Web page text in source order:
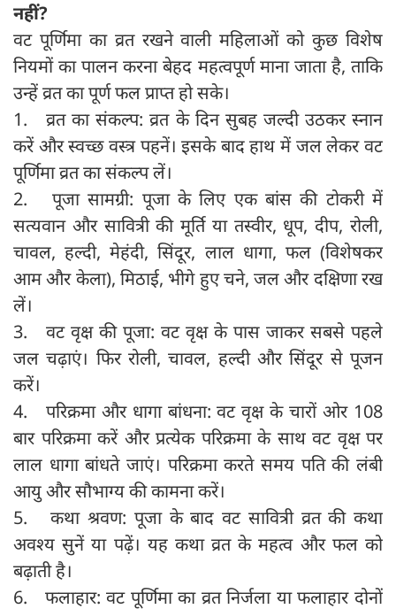
नहीं?
वट पूर्णिमा का व्रत रखने वाली महिलाओं को कुछ विशेष
नियमों का पालन करना बेहद महत्वपूर्ण माना जाता है, ताकि
उन्हें व्रत का पूर्ण फल प्राप्त हो सके।
1. व्रत का संकल्प: व्रत के दिन सुबह जल्दी उठकर स्नान
करें और स्वच्छ वस्त्र पहनें। इसके बाद हाथ में जल लेकर वट
पूर्णिमा व्रत का संकल्प लें।
2. पूजा सामग्री: पूजा के लिए एक बांस की टोकरी में
सत्यवान और सावित्री की मूर्ति या तस्वीर, धूप, दीप, रोली,
चावल, हल्दी, मेहंदी, सिंदूर, लाल धागा, फल (विशेषकर
आम और केला), मिठाई, भीगे हुए चने, जल और दक्षिणा रख
लें।
3. वट वृक्ष की पूजा: वट वृक्ष के पास जाकर सबसे पहले
जल चढ़ाएं। फिर रोली, चावल, हल्दी और सिंदूर से पूजन
करें।
4. परिक्रमा और धागा बांधना: वट वृक्ष के चारों ओर 108
बार परिक्रमा करें और प्रत्येक परिक्रमा के साथ वट वृक्ष पर
लाल धागा बांधते जाएं। परिक्रमा करते समय पति की लंबी
आयु और सौभाग्य की कामना करें।
5. कथा श्रवण: पूजा के बाद वट सावित्री व्रत की कथा
अवश्य सुनें या पढ़ें। यह कथा व्रत के महत्व और फल को
बढ़ाती है।
6. फलाहार: वट पूर्णिमा का व्रत निर्जला या फलाहार दोनों